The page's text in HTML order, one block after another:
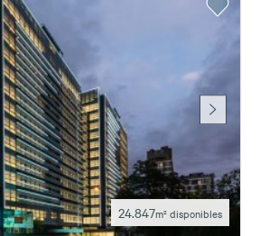
24.847m² disponibles